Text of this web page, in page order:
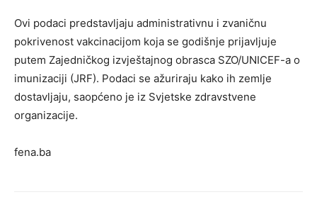
Ovi podaci predstavljaju administrativnu i zvaničnu
pokrivenost vakcinacijom koja se godišnje prijavljuje
putem Zajedničkog izvještajnog obrasca SZO/UNICEF-a o
imunizaciji (JRF). Podaci se ažuriraju kako ih zemlje
dostavljaju, saopćeno je iz Svjetske zdravstvene
organizacije.
fena.ba